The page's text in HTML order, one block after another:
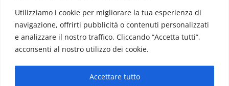
Utilizziamo i cookie per migliorare la tua esperienza di
navigazione, offrirti pubblicità o contenuti personalizzati
e analizzare il nostro traffico. Cliccando “Accetta tutti”,
acconsenti al nostro utilizzo dei cookie.
Accettare tutto
Redazione: redazione@www.martinasera.it
Direttore:direttore@www.martinasera.it
Info & Commerciale:info@www.martinasera.it